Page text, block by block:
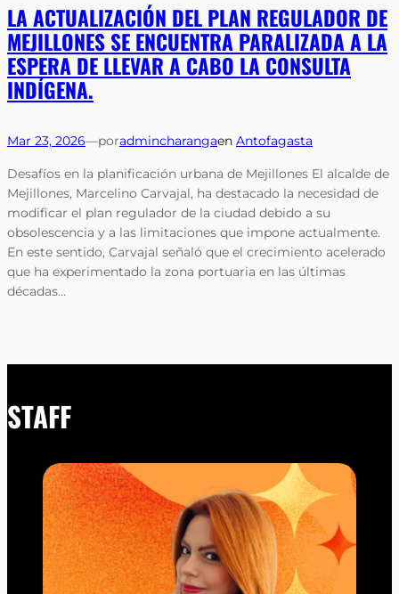
LA ACTUALIZACIÓN DEL PLAN REGULADOR DE
MEJILLONES SE ENCUENTRA PARALIZADA A LA
ESPERA DE LLEVAR A CABO LA CONSULTA
INDÍGENA.
Mar 23, 2026—poradmincharangaen Antofagasta
Desafíos en la planificación urbana de Mejillones El alcalde de
Mejillones, Marcelino Carvajal, ha destacado la necesidad de
modificar el plan regulador de la ciudad debido a su
obsolescencia y a las limitaciones que impone actualmente.
En este sentido, Carvajal señaló que el crecimiento acelerado
que ha experimentado la zona portuaria en las últimas
décadas…
STAFF